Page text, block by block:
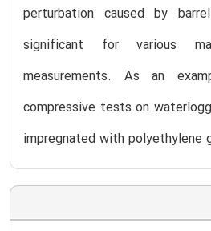
perturbation caused by
significant for various
measurements. As an
compressive tests on
impregnated with polyethylene